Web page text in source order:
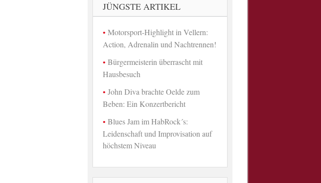
JÜNGSTE ARTIKEL
Motorsport-Highlight in Vellern:
Action, Adrenalin und Nachtrennen!
Bürgermeisterin überrascht mit
Hausbesuch
John Diva brachte Oelde zum
Beben: Ein Konzertbericht
Blues Jam im HabRock´s:
Leidenschaft und Improvisation auf
höchstem Niveau